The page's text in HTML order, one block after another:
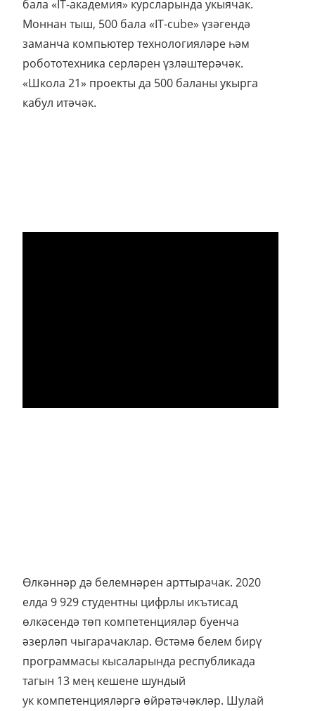
бала «IT-академия» курсларында укыячак.
Моннан тыш, 500 бала «IT-cube» үзәгендә
заманча компьютер технологияләре һәм
робототехника серләрен үзләштерәчәк.
«Школа 21» проекты да 500 баланы укырга
кабул итәчәк.
Өлкәннәр дә белемнәрен арттырачак. 2020
елда 9 929 студентны цифрлы икътисад
өлкәсендә төп компетенцияләр буенча
әзерләп чыгарачаклар. Өстәмә белем бирү
программасы кысаларында республикада
тагын 13 мең кешене шундый
ук компетенцияләргә өйрәтәчәкләр. Шулай